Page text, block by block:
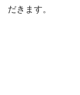
だきます。